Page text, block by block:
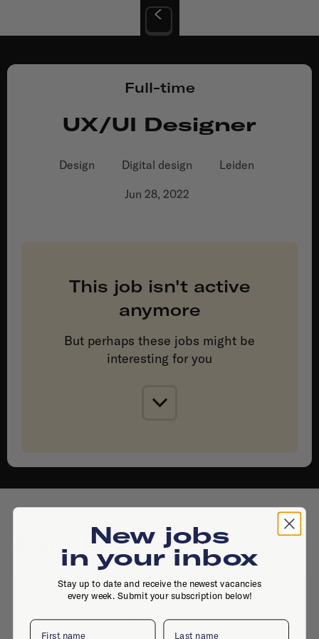
Full-time
UX/UI Designer
Design Digital design Leiden
Jun 28, 2022
This job isn't active
anymore
But perhaps these jobs might be
interesting for you
Similar jobs
No similar jobs live right now
Place a job
New jobs
in your inbox
Stay up to date and receive the newest vacancies
every week. Submit your subscription below!
First name Last name